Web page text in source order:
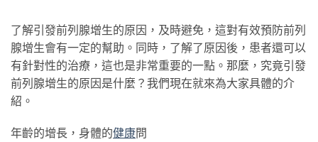
了解引發前列腺增生的原因，及時避免，這對有效預防前列
腺增生會有一定的幫助。同時，了解了原因後，患者還可以
有針對性的治療，這也是非常重要的一點。那麼，究竟引發
前列腺增生的原因是什麼？我們現在就來為大家具體的介
紹。
年齡的增長，身體的健康問